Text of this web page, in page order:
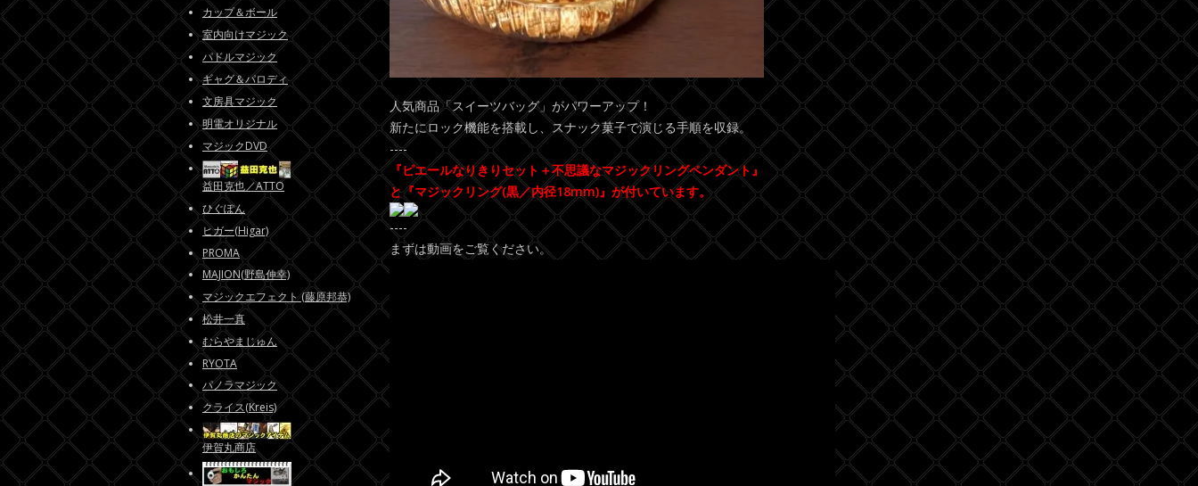
人気商品「スイーツバッグ」がパワーアップ！
新たにロック機能を搭載し、スナック菓子で演じる手順を収録。
----
『ピエールなりきりセット＋不思議なマジックリングペンダント』
と『マジックリング(黒／内径18mm)』が付いています。
----
まずは動画をご覧ください。
カップ＆ボール
室内向けマジック
パドルマジック
ギャグ＆パロディ
文房具マジック
明電オリジナル
マジックDVD
益田克也／ATTO
ひぐぽん
ヒガー(Higar)
PROMA
MAJION(野島伸幸)
マジックエフェクト (藤原邦恭)
松井一真
むらやまじゅん
RYOTA
パノラマジック
クライス(Kreis)
伊賀丸商店